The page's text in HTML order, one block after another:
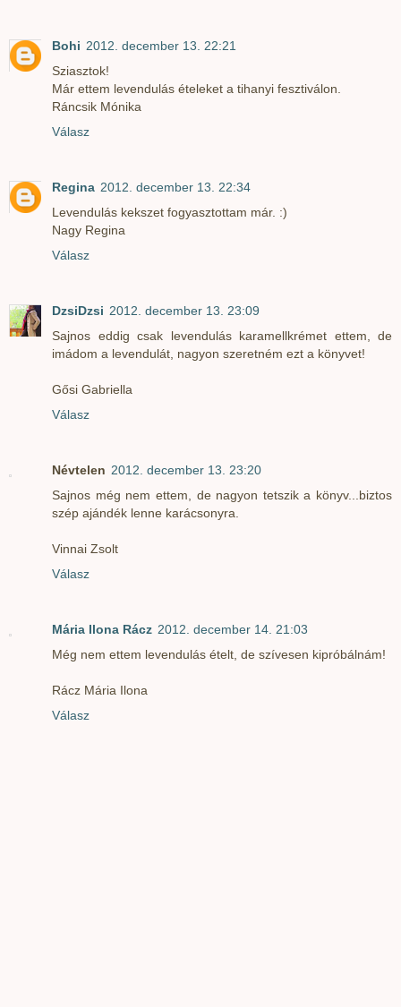
Bohi 2012. december 13. 22:21
Sziasztok!
Már ettem levendulás ételeket a tihanyi fesztiválon.
Ráncsik Mónika
Válasz
Regina 2012. december 13. 22:34
Levendulás kekszet fogyasztottam már. :)
Nagy Regina
Válasz
DzsiDzsi 2012. december 13. 23:09
Sajnos eddig csak levendulás karamellkrémet ettem, de
imádom a levendulát, nagyon szeretném ezt a könyvet!
Gősi Gabriella
Válasz
Névtelen 2012. december 13. 23:20
Sajnos még nem ettem, de nagyon tetszik a könyv...biztos
szép ajándék lenne karácsonyra.
Vinnai Zsolt
Válasz
Mária Ilona Rácz 2012. december 14. 21:03
Még nem ettem levendulás ételt, de szívesen kipróbálnám!
Rácz Mária Ilona
Válasz